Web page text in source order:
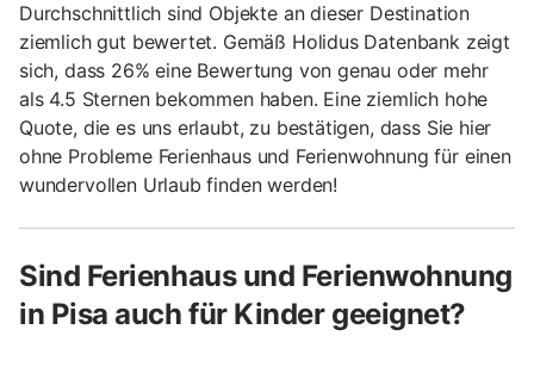
Durchschnittlich sind Objekte an dieser Destination
ziemlich gut bewertet. Gemäß Holidus Datenbank zeigt
sich, dass 26% eine Bewertung von genau oder mehr
als 4.5 Sternen bekommen haben. Eine ziemlich hohe
Quote, die es uns erlaubt, zu bestätigen, dass Sie hier
ohne Probleme Ferienhaus und Ferienwohnung für einen
wundervollen Urlaub finden werden!
Sind Ferienhaus und Ferienwohnung
in Pisa auch für Kinder geeignet?